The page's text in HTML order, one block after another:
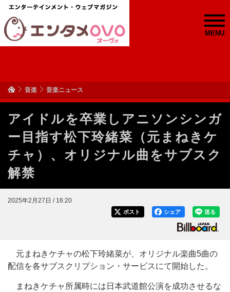
MENU
音楽 音楽ニュース
アイドルを卒業しアニソンシンガ
ー目指す松下玲緒菜（元まねきケ
チャ）、オリジナル曲をサブスク
解禁
2025年2月27日 / 16:20
送る
シェア
ポスト
元まねきケチャの松下玲緒菜が、オリジナル楽曲5曲の
配信を各サブスクリプション・サービスにて開始した。
まねきケチャ所属時には日本武道館公演を成功させるな